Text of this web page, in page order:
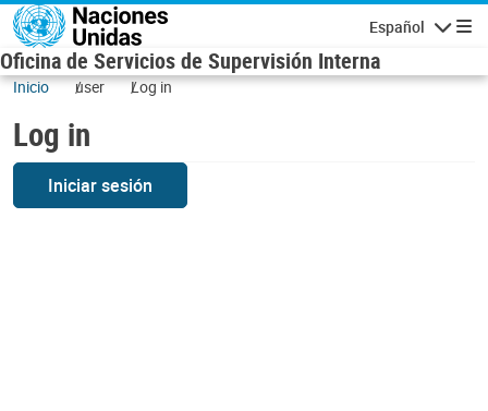
Skip to main content
Español
Oficina de Servicios de Supervisión Interna
Inicio user Log in
Log in
Iniciar sesión